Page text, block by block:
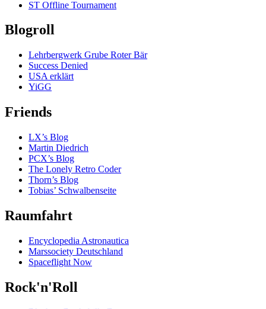
ST Offline Tournament
Blogroll
Lehrbergwerk Grube Roter Bär
Success Denied
USA erklärt
YiGG
Friends
LX’s Blog
Martin Diedrich
PCX’s Blog
The Lonely Retro Coder
Thorn’s Blog
Tobias’ Schwalbenseite
Raumfahrt
Encyclopedia Astronautica
Marssociety Deutschland
Spaceflight Now
Rock'n'Roll